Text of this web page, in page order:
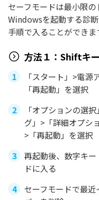
セーフモードは最小限
Windowsを起動する診
手順で入ることができま
方法１：Shiftキ
「スタート」>電
「再起動」を選択
「オプションの選
グ」>「詳細オプシ
>「再起動」を選択
再起動後、数字キ
ドに入る
セーフモードで最